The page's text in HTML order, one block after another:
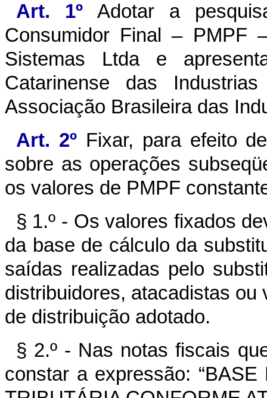
Art. 1º Adotar a
Consumidor Final – PMPF
Sistemas Ltda e
Catarinense das
Associação Brasileira das
Art. 2ºFixar, para efeito
sobre as operações
os valores de PMPF
§ 1.º - Os valores fixados
da base de cálculo da
saídas realizadas pelo
distribuidores, atacadistas
de distribuição adotado.
§ 2.º - Nas notas fiscais
constar a expressão: